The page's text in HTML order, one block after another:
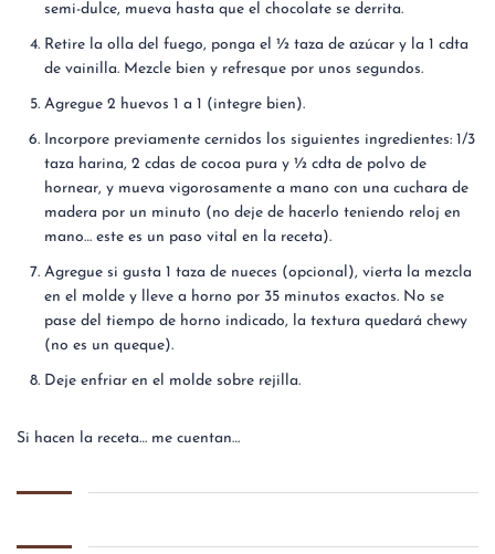
semi-dulce, mueva hasta que el chocolate se derrita.
Retire la olla del fuego, ponga el ½ taza de azúcar y la 1 cdta
de vainilla. Mezcle bien y refresque por unos segundos.
Agregue 2 huevos 1 a 1 (integre bien).
Incorpore previamente cernidos los siguientes ingredientes: 1/3
taza harina, 2 cdas de cocoa pura y ½ cdta de polvo de
hornear, y mueva vigorosamente a mano con una cuchara de
madera por un minuto (no deje de hacerlo teniendo reloj en
mano… este es un paso vital en la receta).
Agregue si gusta 1 taza de nueces (opcional), vierta la mezcla
en el molde y lleve a horno por 35 minutos exactos. No se
pase del tiempo de horno indicado, la textura quedará chewy
(no es un queque).
Deje enfriar en el molde sobre rejilla.
Si hacen la receta… me cuentan…